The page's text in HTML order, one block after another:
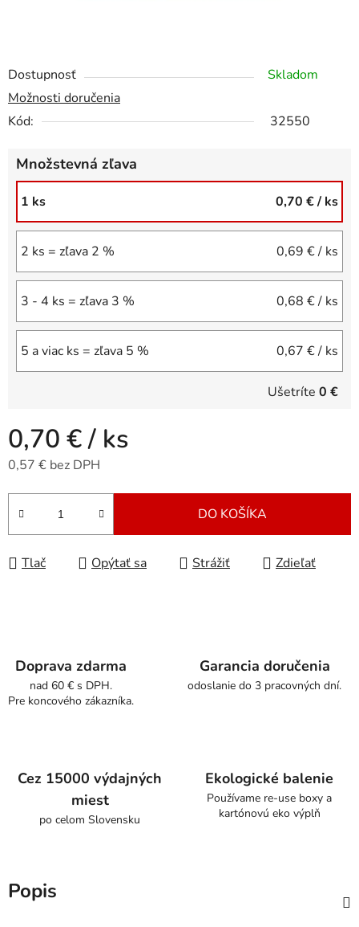
Dostupnosť
Skladom
Možnosti doručenia
Kód:
32550
Množstevná zľava
1 ks 0,70 €/ ks
2 ks = zľava 2 % 0,69 €/ ks
3 - 4 ks = zľava 3 % 0,68 €/ ks
5 a viac ks = zľava 5 % 0,67 €/ ks
Ušetríte 0 €
0,70 €/ ks
0,57 € bez DPH
Jednotková cena:
DO KOŠÍKA
Tlač Opýtať sa Strážiť Zdieľať
Doprava zdarma
nad 60 € s DPH.
Pre koncového zákazníka.
Garancia doručenia
odoslanie do 3 pracovných dní.
Cez 15000 výdajných
miest
po celom Slovensku
Ekologické balenie
Používame re-use boxy a
kartónovú eko výplň
Popis